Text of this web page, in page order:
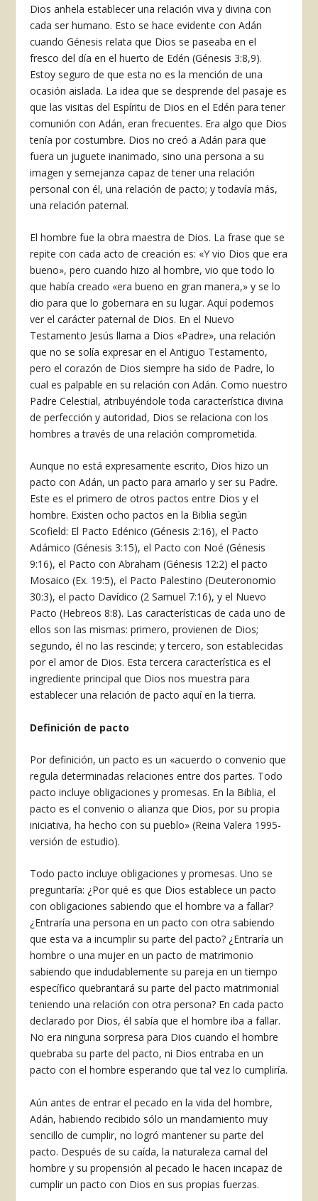
Dios anhela establecer una relación viva y divina con
cada ser humano. Esto se hace evidente con Adán
cuando Génesis relata que Dios se paseaba en el
fresco del día en el huerto de Edén (Génesis 3:8,9).
Estoy seguro de que esta no es la mención de una
ocasión aislada. La idea que se desprende del pasaje es
que las visitas del Espíritu de Dios en el Edén para tener
comunión con Adán, eran frecuentes. Era algo que Dios
tenía por costumbre. Dios no creó a Adán para que
fuera un juguete inanimado, sino una persona a su
imagen y semejanza capaz de tener una relación
personal con él, una relación de pacto; y todavía más,
una relación paternal.
El hombre fue la obra maestra de Dios. La frase que se
repite con cada acto de creación es: «Y vio Dios que era
bueno», pero cuando hizo al hombre, vio que todo lo
que había creado «era bueno en gran manera,» y se lo
dio para que lo gobernara en su lugar. Aquí podemos
ver el carácter paternal de Dios. En el Nuevo
Testamento Jesús llama a Dios «Padre», una relación
que no se solía expresar en el Antiguo Testamento,
pero el corazón de Dios siempre ha sido de Padre, lo
cual es palpable en su relación con Adán. Como nuestro
Padre Celestial, atribuyéndole toda característica divina
de perfección y autoridad, Dios se relaciona con los
hombres a través de una relación comprometida.
Aunque no está expresamente escrito, Dios hizo un
pacto con Adán, un pacto para amarlo y ser su Padre.
Este es el primero de otros pactos entre Dios y el
hombre. Existen ocho pactos en la Biblia según
Scofield: El Pacto Edénico (Génesis 2:16), el Pacto
Adámico (Génesis 3:15), el Pacto con Noé (Génesis
9:16), el Pacto con Abraham (Génesis 12:2) el pacto
Mosaico (Ex. 19:5), el Pacto Palestino (Deuteronomio
30:3), el pacto Davídico (2 Samuel 7:16), y el Nuevo
Pacto (Hebreos 8:8). Las características de cada uno de
ellos son las mismas: primero, provienen de Dios;
segundo, él no las rescinde; y tercero, son establecidas
por el amor de Dios. Esta tercera característica es el
ingrediente principal que Dios nos muestra para
establecer una relación de pacto aquí en la tierra.
Definición de pacto
Por definición, un pacto es un «acuerdo o convenio que
regula determinadas relaciones entre dos partes. Todo
pacto incluye obligaciones y promesas. En la Biblia, el
pacto es el convenio o alianza que Dios, por su propia
iniciativa, ha hecho con su pueblo» (Reina Valera 1995-
versión de estudio).
Todo pacto incluye obligaciones y promesas. Uno se
preguntaría: ¿Por qué es que Dios establece un pacto
con obligaciones sabiendo que el hombre va a fallar?
¿Entraría una persona en un pacto con otra sabiendo
que esta va a incumplir su parte del pacto? ¿Entraría un
hombre o una mujer en un pacto de matrimonio
sabiendo que indudablemente su pareja en un tiempo
específico quebrantará su parte del pacto matrimonial
teniendo una relación con otra persona? En cada pacto
declarado por Dios, él sabía que el hombre iba a fallar.
No era ninguna sorpresa para Dios cuando el hombre
quebraba su parte del pacto, ni Dios entraba en un
pacto con el hombre esperando que tal vez lo cumpliría.
Aún antes de entrar el pecado en la vida del hombre,
Adán, habiendo recibido sólo un mandamiento muy
sencillo de cumplir, no logró mantener su parte del
pacto. Después de su caída, la naturaleza carnal del
hombre y su propensión al pecado le hacen incapaz de
cumplir un pacto con Dios en sus propias fuerzas.